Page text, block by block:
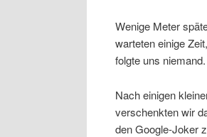
Wenige Meter
warteten einige
folgte uns niemand.
Nach einigen
verschenkten wir
den Google-Joker